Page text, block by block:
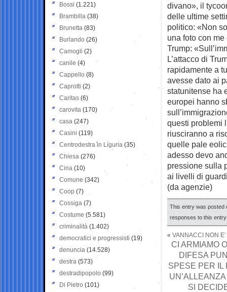
divano», il
delle ultime
politico: «Non
una foto con me
Trump:
L’attacco di
rapidamente a
avesse dato ai
statunitense ha
europei hanno
questi problemi
riusciranno a
quelle pale
adesso devo
pressione sulla
ai livelli di
(da agenzie)
This entry was posted
responses to this
« VANNACCI NON
CI ARMIAMO
DIFESA
SPESE PER IL
SI
Bossi (1.221)
Brambilla (38)
Brunetta (83)
Burlando (26)
Camogli (2)
canile (4)
Cappello (8)
Caprotti (2)
Caritas (6)
carovita (170)
casa (247)
Casini (119)
Centrodestra in Liguria (35)
Chiesa (276)
Cina (10)
Comune (342)
Coop (7)
Cossiga (7)
Costume (5.581)
criminalità (1.402)
democratici e progressisti (19)
denuncia (14.528)
destra (573)
destradipopolo (99)
Di Pietro (101)